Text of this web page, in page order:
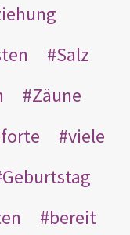
Salz
Zäune
viele
Geburtstag
bereit